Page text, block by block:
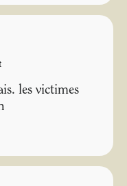
les victimes